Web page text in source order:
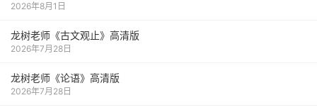
2026年8月1日
龙树老师《古文观止》高清版
2026年7月28日
龙树老师《论语》高清版
2026年7月28日